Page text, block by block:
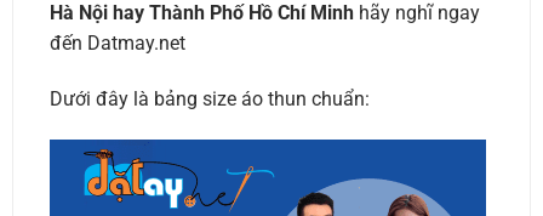
Hà Nội hay Thành Phố Hồ Chí Minhhãy nghĩ ngay
đến Datmay.net
Dưới đây là bảng size áo thun chuẩn: